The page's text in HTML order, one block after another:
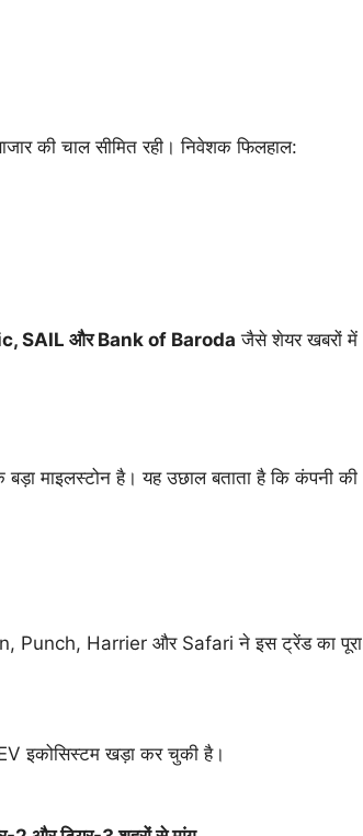
की चाल सीमित रही। निवेशक फिलहाल:
SAIL और Bank of Baroda जैसे शेयर खबरों में
बड़ा माइलस्टोन है। यह उछाल बताता है कि कंपनी की
Punch, Harrier और Safari ने इस ट्रेंड का पूरा
EV इकोसिस्टम खड़ा कर चुकी है।